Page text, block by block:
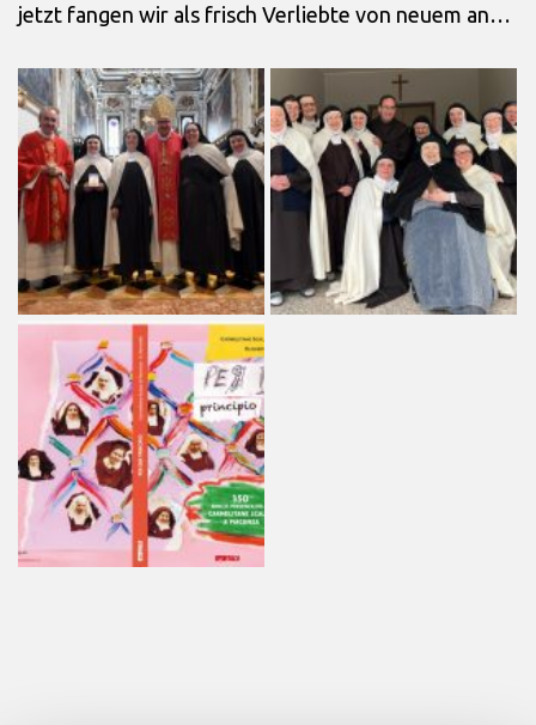
jetzt fangen wir als frisch Verliebte von neuem an…